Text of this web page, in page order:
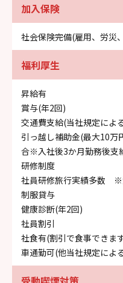
加入保険
社会保険完備(雇用、労災
福利厚生
昇給有
賞与(年2回)
交通費支給(当社規定によ
引っ越し補助金(最大10
合※入社後3か月勤務後支
研修制度
社員研修旅行実績多数 ※
制服貸与
健康診断(年2回)
社員割引
社食有(割引で食事できま
車通勤可(他当社規定によ